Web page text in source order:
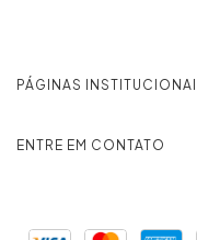
PÁGINAS
ENTRE EM CONTATO